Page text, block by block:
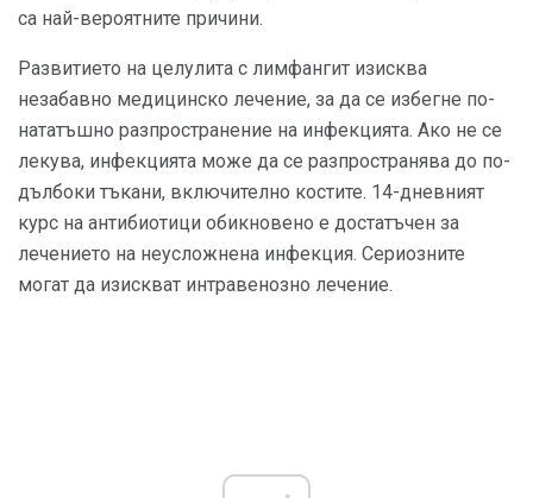
са най-вероятните причини.
Развитието на целулита с лимфангит изисква
незабавно медицинско лечение, за да се избегне по-
нататъшно разпространение на инфекцията. Ако не се
лекува, инфекцията може да се разпространява до по-
дълбоки тъкани, включително костите. 14-дневният
курс на антибиотици обикновено е достатъчен за
лечението на неусложнена инфекция. Сериозните
могат да изискват интравенозно лечение.